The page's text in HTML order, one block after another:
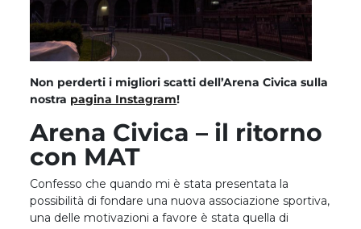
Non perderti i migliori scatti dell’Arena Civica sulla
nostra pagina Instagram!
Arena Civica – il ritorno
con MAT
Confesso che quando mi è stata presentata la
possibilità di fondare una nuova associazione sportiva,
una delle motivazioni a favore è stata quella di